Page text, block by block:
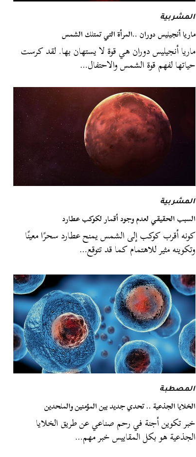
المشربية
ماريا أنجيليس دوران ..المرأة التي تمتلك الشمس
ماريا أنجيليس دوران هي قوة لا يستهان بها. لقد كرست
حياتها لفهم قوة الشمس والاحتفال…
المشربية
السبب الحقيقي لعدم وجود أقمار لكوكب عطارد
كونه أقرب كوكب إلى الشمس يمنح عطارد سحرًا معينًا
وتكوينه مثير للاهتمام كما قد تتوقع…
المصطبة
الخلايا الجذعية .. تحدي جديد بين المؤمنين والملحدين
خبر تكوين أجنة في رحم صناعي عن طريق الخلايا
الجذعية هو بكل المقاييس خبر مهم…